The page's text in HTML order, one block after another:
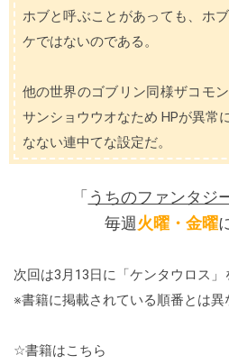
ホブと呼ぶことがあっても、ホ
ケではないのである。
他の世界のゴブリン同様ザコモ
サンショウウオなため HPが異常
なない連中てな設定だ。
「 うちのファンタジ
毎週火曜・金曜
次回は3月13日に「ケンタウロス
※書籍に掲載されている順番とは異
☆書籍はこちら